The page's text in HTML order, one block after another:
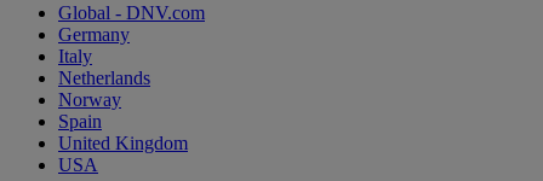
Global - DNV.com
Germany
Italy
Netherlands
Norway
Spain
United Kingdom
USA